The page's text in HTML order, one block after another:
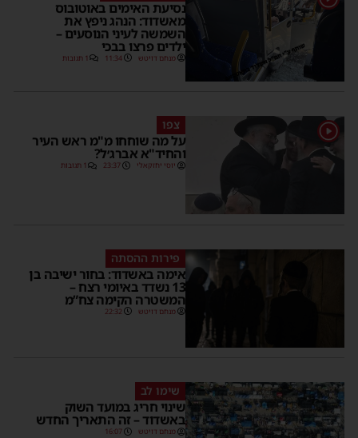
נסיעת האימים באוטובוס
מאשדוד: הנהג ניפץ את
השמשה לעיני הנוסעים –
ילדים פרצו בבכי
מנחם דויטש 11:34 1 תגובות
1 צפו
על מה שוחחו מ"מ ראש העיר
והחיד"א אברג׳ל?
יוסי יחזקאלי 23:37 1 תגובות
פירות ההסתה
אימה באשדוד: בחור ישיבה בן
13 נשדד באיומי רצח –
המשטרה הקימה צח”מ
מנחם דויטש 22:32
שימו לב
שינוי חריג במועד השוק
באשדוד – זה התאריך החדש
מנחם דויטש 16:07